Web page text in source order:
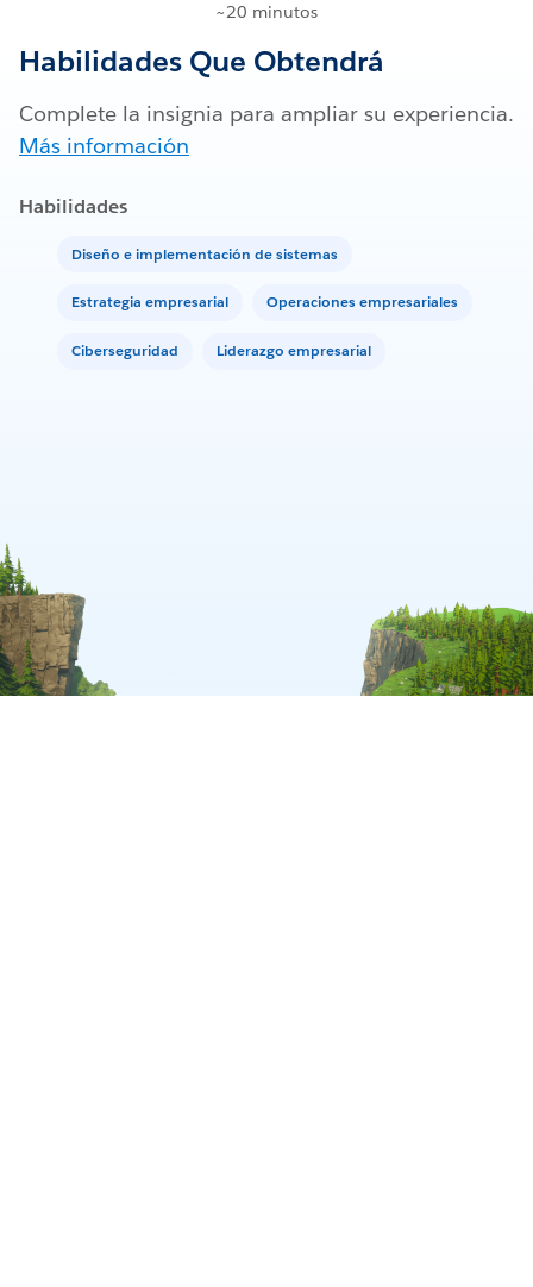
~20 minutos
Habilidades Que Obtendrá
Complete la insignia para ampliar su experiencia.
Más información
Habilidades
Diseño e implementación de sistemas
Estrategia empresarial Operaciones empresariales
Ciberseguridad Liderazgo empresarial